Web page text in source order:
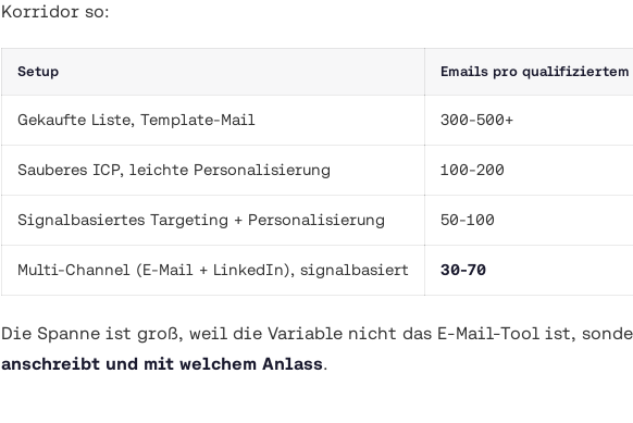
Korridor so:
Setup Emails pro qualifiziertem
Gekaufte Liste, Template-Mail 300-500+
Sauberes ICP, leichte Personalisierung 100-200
Signalbasiertes Targeting + Personalisierung 50-100
Multi-Channel (E-Mail + LinkedIn), signalbasiert 30-70
Die Spanne ist groß, weil die Variable nicht das E-Mail-Tool ist,
anschreibt und mit welchem Anlass.